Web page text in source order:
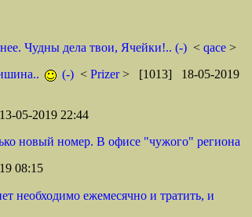
Чудны дела твои, Ячейки!.. (-) < qace >
(-) < Prizer> [1013] 18-05-2019
05-2019 22:44
новый номер. В офисе "чужого" региона
08:15
необходимо ежемесячно и тратить, и